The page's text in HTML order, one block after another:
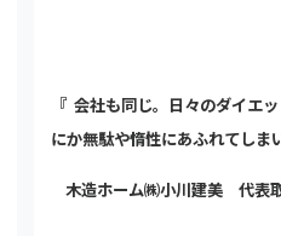
『 会社も同じ。日々のダイエ
にか無駄や惰性にあふれてし
木造ホーム㈱小川建美 代表